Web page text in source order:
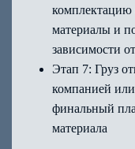
комплектацию
материалы и
зависимости
Этап 7: Груз
компанией или
финальный
материала